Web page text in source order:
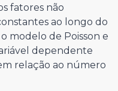
fatores não
ao longo do
modelo de Poisson e
dependente
relação ao número